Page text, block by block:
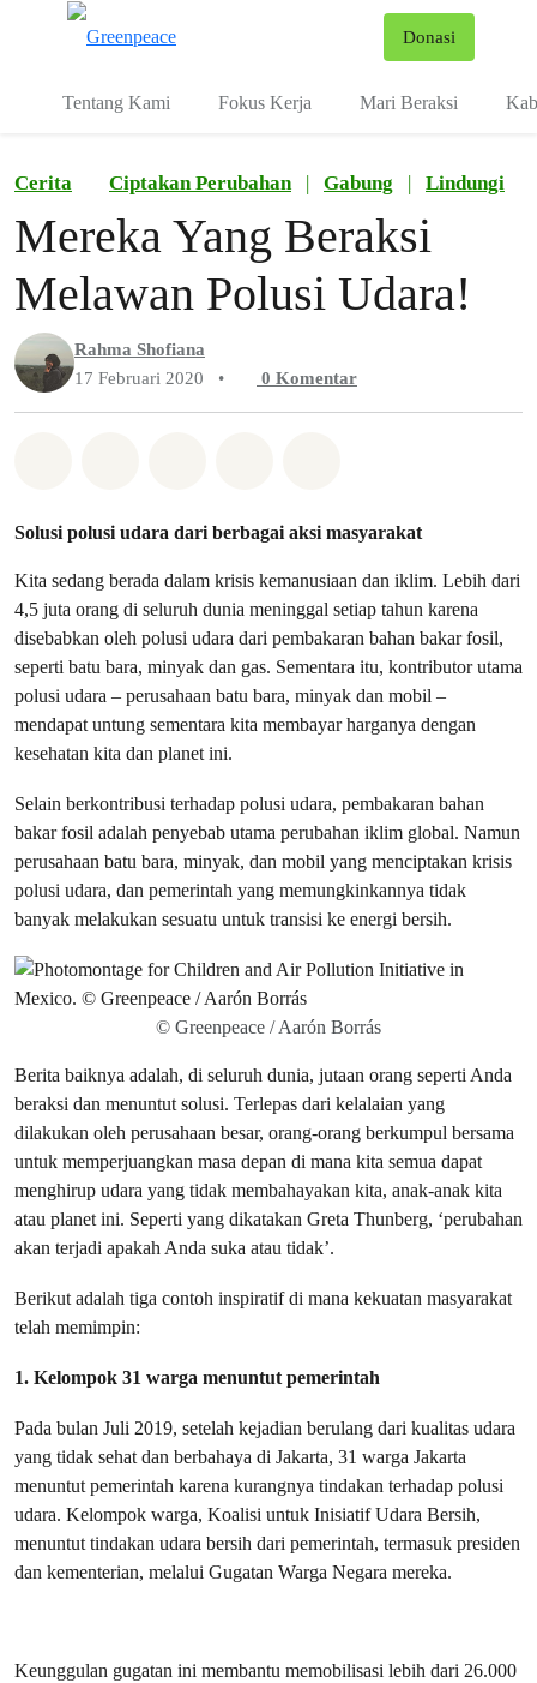
Donasi
Tentang Kami Fokus Kerja Mari Beraksi
Cerita Ciptakan Perubahan | Gabung | Lindungi
Mereka Yang Beraksi
Melawan Polusi Udara!
Rahma Shofiana
17 Februari 2020
• 0 Komentar
Solusi polusi udara dari berbagai aksi masyarakat
Kita sedang berada dalam krisis kemanusiaan dan iklim. Lebih dari
4,5 juta orang di seluruh dunia meninggal setiap tahun karena
disebabkan oleh polusi udara dari pembakaran bahan bakar fosil,
seperti batu bara, minyak dan gas. Sementara itu, kontributor utama
polusi udara – perusahaan batu bara, minyak dan mobil –
mendapat untung sementara kita membayar harganya dengan
kesehatan kita dan planet ini.
Selain berkontribusi terhadap polusi udara, pembakaran bahan
bakar fosil adalah penyebab utama perubahan iklim global. Namun
perusahaan batu bara, minyak, dan mobil yang menciptakan krisis
polusi udara, dan pemerintah yang memungkinkannya tidak
banyak melakukan sesuatu untuk transisi ke energi bersih.
© Greenpeace / Aarón Borrás
Berita baiknya adalah, di seluruh dunia, jutaan orang seperti Anda
beraksi dan menuntut solusi. Terlepas dari kelalaian yang
dilakukan oleh perusahaan besar, orang-orang berkumpul bersama
untuk memperjuangkan masa depan di mana kita semua dapat
menghirup udara yang tidak membahayakan kita, anak-anak kita
atau planet ini. Seperti yang dikatakan Greta Thunberg, ‘perubahan
akan terjadi apakah Anda suka atau tidak’.
Berikut adalah tiga contoh inspiratif di mana kekuatan masyarakat
telah memimpin:
1. Kelompok 31 warga menuntut pemerintah
Pada bulan Juli 2019, setelah kejadian berulang dari kualitas udara
yang tidak sehat dan berbahaya di Jakarta, 31 warga Jakarta
menuntut pemerintah karena kurangnya tindakan terhadap polusi
udara. Kelompok warga, Koalisi untuk Inisiatif Udara Bersih,
menuntut tindakan udara bersih dari pemerintah, termasuk presiden
dan kementerian, melalui Gugatan Warga Negara mereka.
Keunggulan gugatan ini membantu memobilisasi lebih dari 26.000